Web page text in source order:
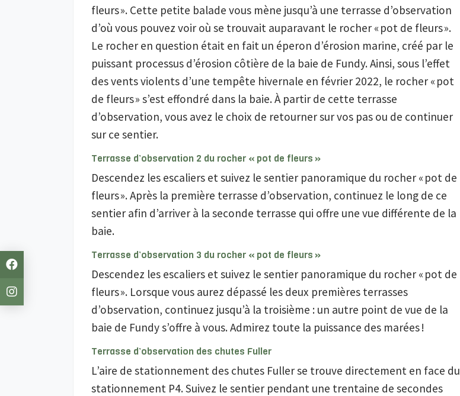
fleurs ». Cette petite balade vous mène jusqu’à une terrasse d’observation
d’où vous pouvez voir où se trouvait auparavant le rocher « pot de fleurs ».
Le rocher en question était en fait un éperon d’érosion marine, créé par le
puissant processus d’érosion côtière de la baie de Fundy. Ainsi, sous l’effet
des vents violents d’une tempête hivernale en février 2022, le rocher « pot
de fleurs » s’est effondré dans la baie. À partir de cette terrasse
d’observation, vous avez le choix de retourner sur vos pas ou de continuer
sur ce sentier.
Terrasse d’observation 2 du rocher « pot de fleurs »
Descendez les escaliers et suivez le sentier panoramique du rocher « pot de
fleurs ». Après la première terrasse d’observation, continuez le long de ce
sentier afin d’arriver à la seconde terrasse qui offre une vue différente de la
baie.
Terrasse d’observation 3 du rocher « pot de fleurs »
Descendez les escaliers et suivez le sentier panoramique du rocher « pot de
fleurs ». Lorsque vous aurez dépassé les deux premières terrasses
d’observation, continuez jusqu’à la troisième : un autre point de vue de la
baie de Fundy s’offre à vous. Admirez toute la puissance des marées !
Terrasse d’observation des chutes Fuller
L’aire de stationnement des chutes Fuller se trouve directement en face du
stationnement P4. Suivez le sentier pendant une trentaine de secondes